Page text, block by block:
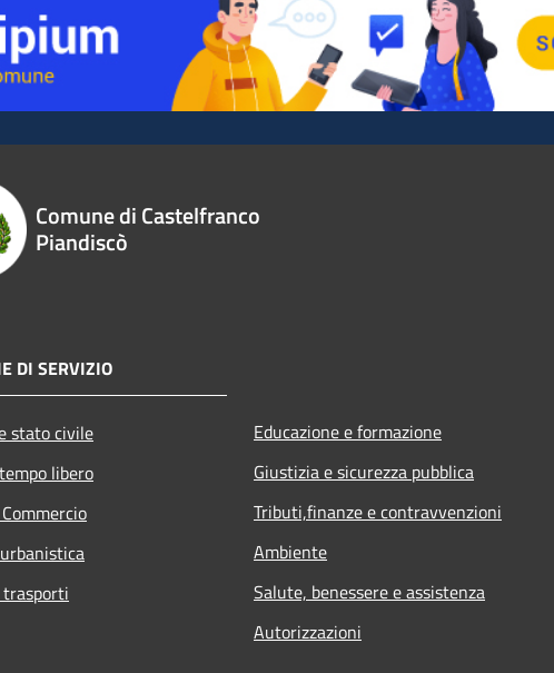
Comune di Castelfranco
Piandiscò
DI SERVIZIO
stato civile
libero
Educazione e formazione
Giustizia e sicurezza pubblica
Tributi,finanze e contravvenzioni
Ambiente
Salute, benessere e assistenza
Autorizzazioni